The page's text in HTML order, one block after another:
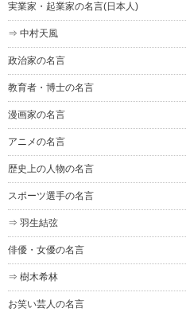
実業家・起業家の名言(日本人)
⇒ 中村天風
政治家の名言
教育者・博士の名言
漫画家の名言
アニメの名言
歴史上の人物の名言
スポーツ選手の名言
⇒ 羽生結弦
俳優・女優の名言
⇒ 樹木希林
お笑い芸人の名言